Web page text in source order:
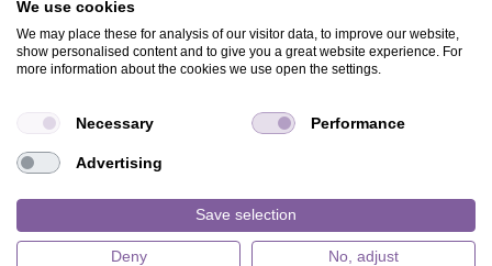
AGB
CHARITY
MAGAZIN
HILFE
We use cookies
We may place these for analysis of our visitor data, to improve our website,
show personalised content and to give you a great website experience. For
more information about the cookies we use open the settings.
Necessary Performance
Advertising
Save selection
Deny No, adjust